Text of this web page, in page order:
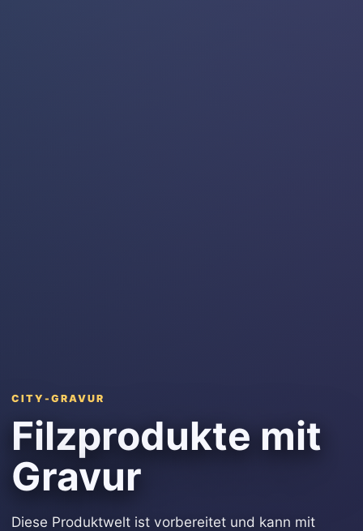
CITY-GRAVUR
Filzprodukte mit
Gravur
Diese Produktwelt ist vorbereitet und kann mit